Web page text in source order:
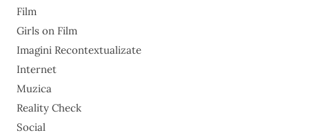
Film
Girls on Film
Imagini Recontextualizate
Internet
Muzica
Reality Check
Social